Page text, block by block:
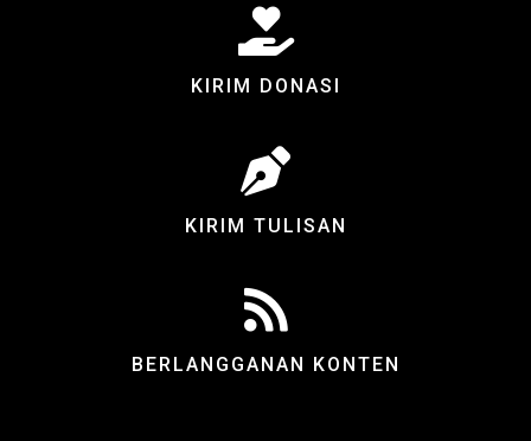
KIRIM DONASI
KIRIM TULISAN
BERLANGGANAN KONTEN